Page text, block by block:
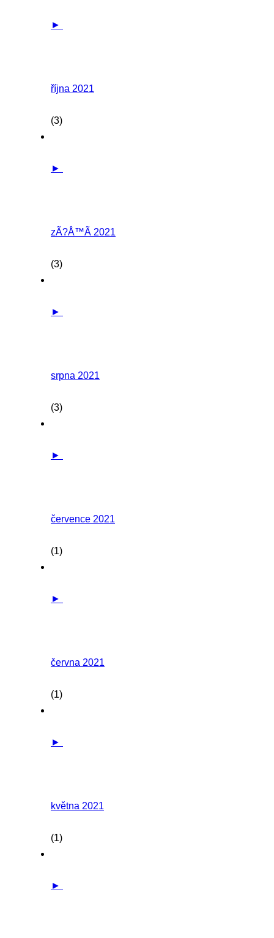
►
října 2021
(3)
►
zÃ?Å™Ã­ 2021
(3)
►
srpna 2021
(3)
►
července 2021
(1)
►
června 2021
(1)
►
května 2021
(1)
►